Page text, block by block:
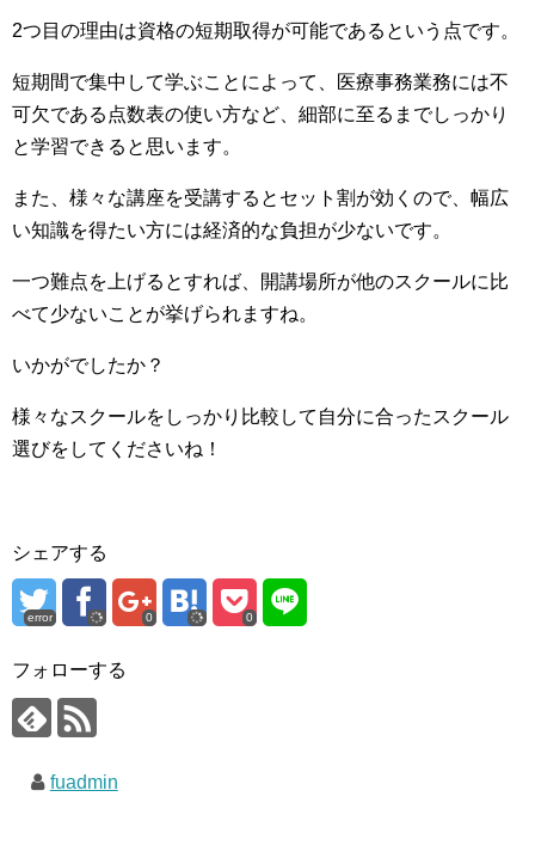
2つ目の理由は資格の短期取得が可能であるという点です。
短期間で集中して学ぶことによって、医療事務業務には不
可欠である点数表の使い方など、細部に至るまでしっかり
と学習できると思います。
また、様々な講座を受講するとセット割が効くので、幅広
い知識を得たい方には経済的な負担が少ないです。
一つ難点を上げるとすれば、開講場所が他のスクールに比
べて少ないことが挙げられますね。
いかがでしたか？
様々なスクールをしっかり比較して自分に合ったスクール
選びをしてくださいね！
シェアする
error 0 0
フォローする
fuadmin